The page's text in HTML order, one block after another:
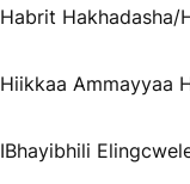
Habrit Hakhadasha/
Hiikkaa Ammayyaa
IBhayibhili